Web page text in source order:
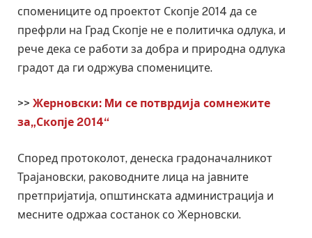
спомениците од проектот Скопје 2014 да се
префрли на Град Скопје не е политичка одлука, и
рече дека се работи за добра и природна одлука
градот да ги одржува спомениците.
>> Жерновски: Mи се потврдија сомнежите
за„Скопје 2014“
Според протоколот, денеска градоначалникот
Трајановски, раководните лица на јавните
претпријатија, општинската администрација и
месните одржаа состанок со Жерновски.